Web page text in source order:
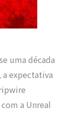
uma década
expectativa
a Unreal